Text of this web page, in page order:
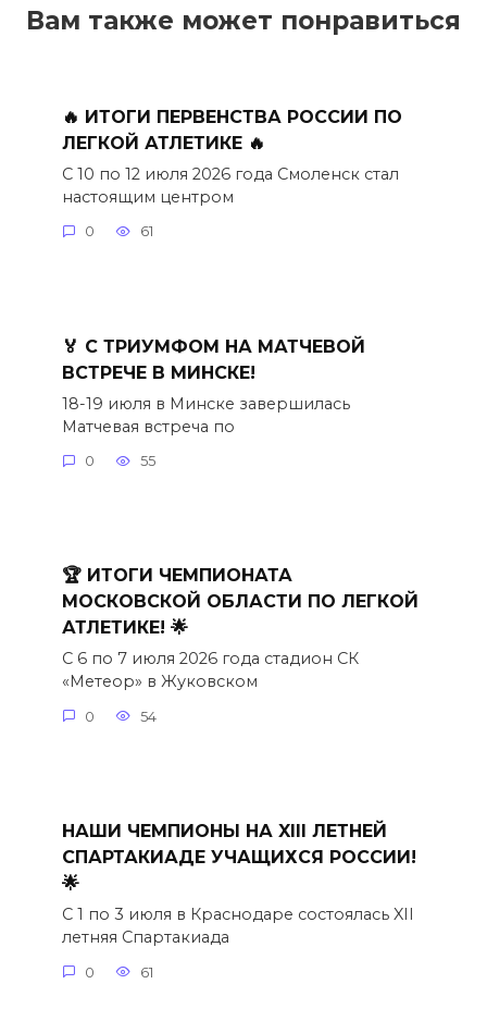
Вам также может понравиться
🔥 ИТОГИ ПЕРВЕНСТВА РОССИИ ПО
ЛЕГКОЙ АТЛЕТИКЕ 🔥
С 10 по 12 июля 2026 года Смоленск стал
настоящим центром
0 61
🏅 С ТРИУМФОМ НА МАТЧЕВОЙ
ВСТРЕЧЕ В МИНСКЕ!
18-19 июля в Минске завершилась
Матчевая встреча по
0 55
🏆 ИТОГИ ЧЕМПИОНАТА
МОСКОВСКОЙ ОБЛАСТИ ПО ЛЕГКОЙ
АТЛЕТИКЕ! 🌟
С 6 по 7 июля 2026 года стадион СК
«Метеор» в Жуковском
0 54
НАШИ ЧЕМПИОНЫ НА XIII ЛЕТНЕЙ
СПАРТАКИАДЕ УЧАЩИХСЯ РОССИИ!
🌟
С 1 по 3 июля в Краснодаре состоялась XII
летняя Спартакиада
0 61